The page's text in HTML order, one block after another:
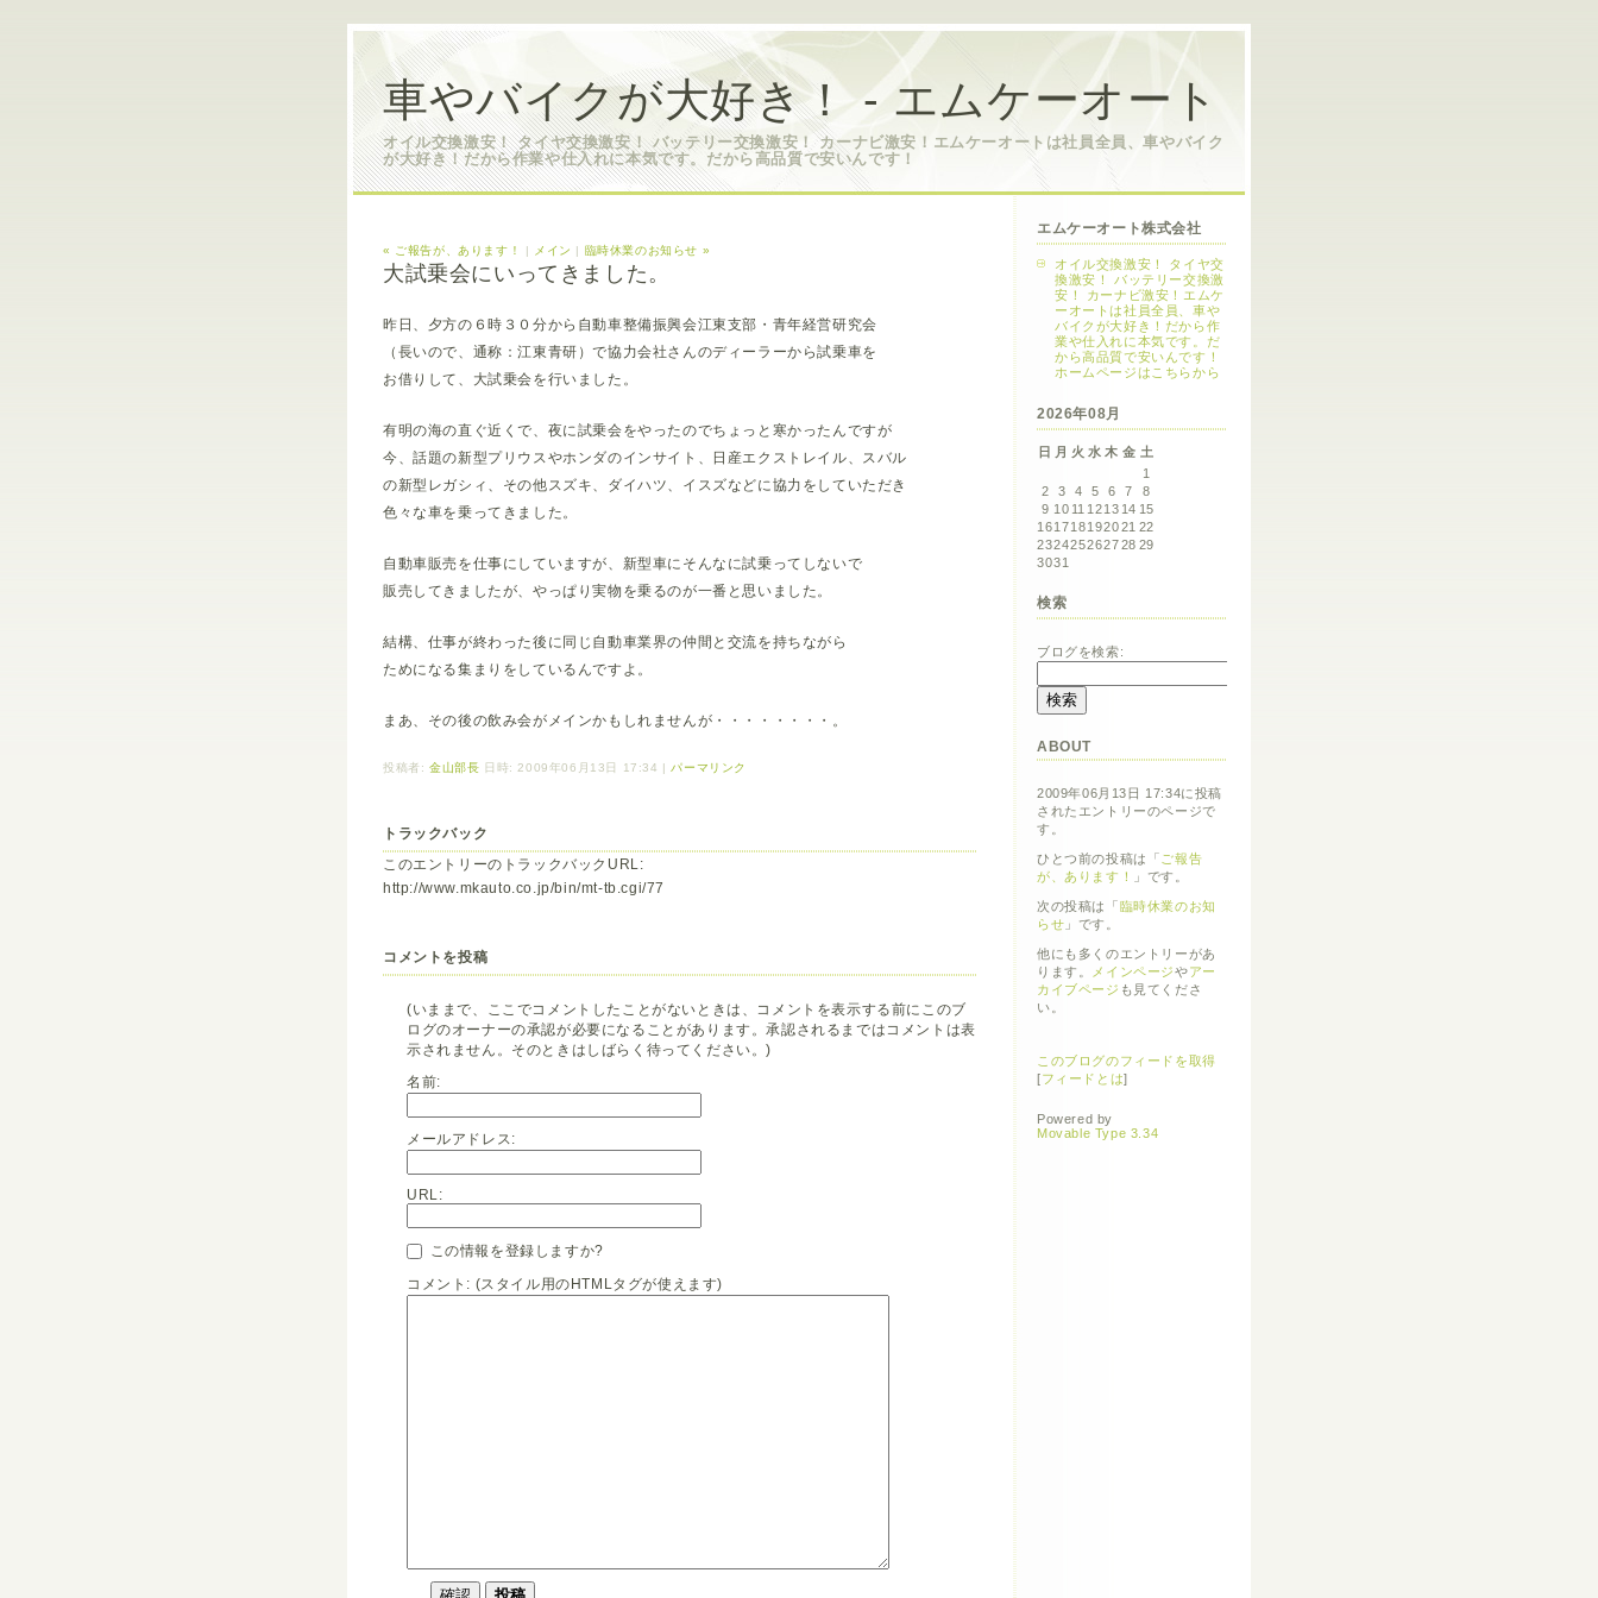
車やバイクが大好き！ - エムケーオート
オイル交換激安！ タイヤ交換激安！ バッテリー交換激安！ カーナビ激安！エムケーオートは社員全員、車やバイク
が大好き！だから作業や仕入れに本気です。だから高品質で安いんです！
« ご報告が、あります！ | メイン | 臨時休業のお知らせ »
大試乗会にいってきました。
昨日、夕方の６時３０分から自動車整備振興会江東支部・青年経営研究会
（長いので、通称：江東青研）で協力会社さんのディーラーから試乗車を
お借りして、大試乗会を行いました。
有明の海の直ぐ近くで、夜に試乗会をやったのでちょっと寒かったんですが
今、話題の新型プリウスやホンダのインサイト、日産エクストレイル、スバル
の新型レガシィ、その他スズキ、ダイハツ、イスズなどに協力をしていただき
色々な車を乗ってきました。
自動車販売を仕事にしていますが、新型車にそんなに試乗ってしないで
販売してきましたが、やっぱり実物を乗るのが一番と思いました。
結構、仕事が終わった後に同じ自動車業界の仲間と交流を持ちながら
ためになる集まりをしているんですよ。
まあ、その後の飲み会がメインかもしれませんが・・・・・・・・。
投稿者: 金山部長 日時: 2009年06月13日 17:34 | パーマリンク
トラックバック
このエントリーのトラックバックURL:
http://www.mkauto.co.jp/bin/mt-tb.cgi/77
コメントを投稿
(いままで、ここでコメントしたことがないときは、コメントを表示する前にこのブ
ログのオーナーの承認が必要になることがあります。承認されるまではコメントは表
示されません。そのときはしばらく待ってください。)
名前:
メールアドレス:
URL:
この情報を登録しますか?
コメント: (スタイル用のHTMLタグが使えます)
エムケーオート株式会社
オイル交換激安！ タイヤ交
換激安！ バッテリー交換激
安！ カーナビ激安！エムケ
ーオートは社員全員、車や
バイクが大好き！だから作
業や仕入れに本気です。だ
から高品質で安いんです！
ホームページはこちらから
2026年08月
日 月 火 水 木 金 土
1
2
3 4 5 6 7
8
9 10 11 1213 14 15
161718192021 22
232425262728 29
3031
検索
ブログを検索:
ABOUT
2009年06月13日 17:34に投稿
されたエントリーのページで
す。
ひとつ前の投稿は「 ご報告
が、あります！
」です。
次の投稿は「臨時休業のお知
らせ 」です。
他にも多くのエントリーがあ
ります。
メインページやアー
カイブページ も見てくださ
い。
このブログのフィードを取得
[フィードとは]
Powered by
Movable Type 3.34